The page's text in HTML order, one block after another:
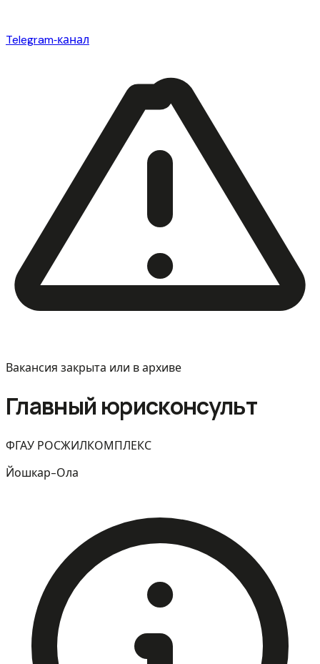
Telegram‑канал
Вакансия закрыта или в архиве
Главный юрисконсульт
ФГАУ РОСЖИЛКОМПЛЕКС
Йошкар-Ола